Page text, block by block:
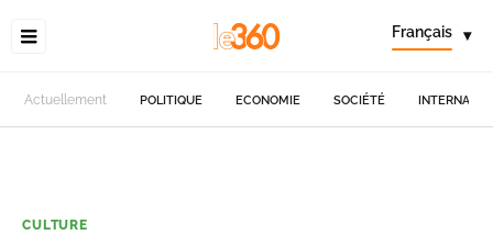
Français ▾
Actuellement POLITIQUE ECONOMIE SOCIÉTÉ
CULTURE